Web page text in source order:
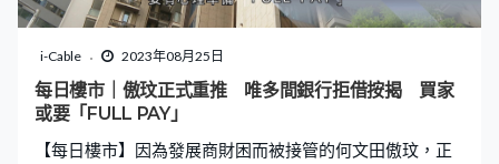
i-Cable 2023年08月25日
每日樓市｜傲玟正式重推 唯多間銀行拒借按揭 買家
或要「FULL PAY」
【每日樓市】因為發展商財困而被接管的何文田傲玟，正